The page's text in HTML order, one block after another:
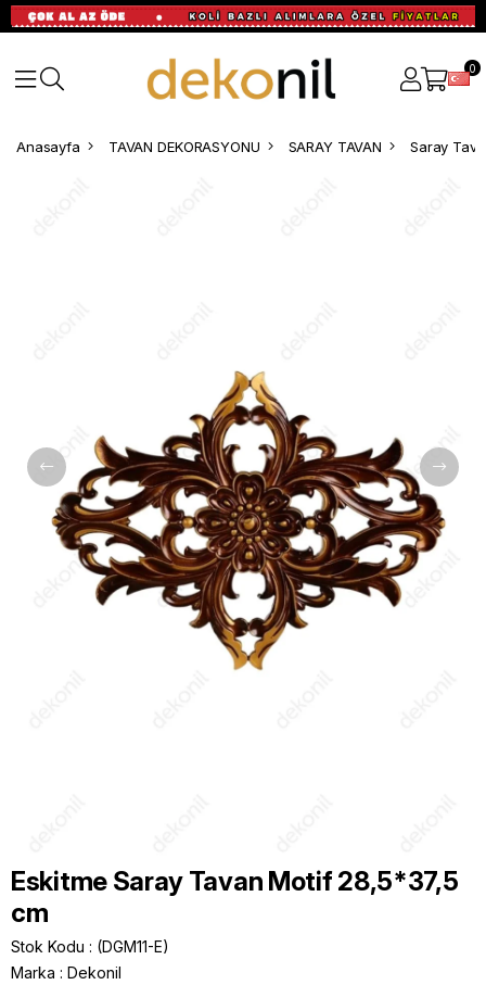
0
Anasayfa TAVAN DEKORASYONU SARAY TAVAN Saray
Eskitme Saray Tavan Motif 28,5*37,5
cm
Stok Kodu
(DGM11-E)
Marka : Dekonil